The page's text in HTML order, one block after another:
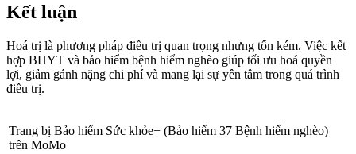
Kết luận
Hoá trị là phương pháp điều trị quan trọng nhưng tốn kém. Việc kết
hợp BHYT và bảo hiểm bệnh hiểm nghèo giúp tối ưu hoá quyền
lợi, giảm gánh nặng chi phí và mang lại sự yên tâm trong quá trình
điều trị.
Trang bị Bảo hiểm Sức khỏe+ (Bảo hiểm 37 Bệnh hiểm nghèo)
trên MoMo